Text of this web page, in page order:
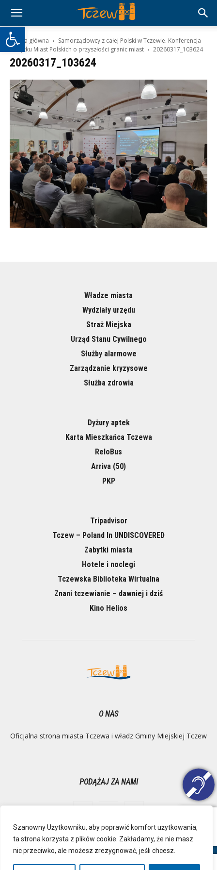
Otwórz pasek narzędzi
Szanowny Użytkowniku, aby poprawić komfort użytkowania,
ta strona korzysta z plików cookie. Zakładamy, że nie masz
nic przeciwko, ale możesz zrezygnować, jeśli chcesz.
Strona główna
Samorządowcy z całej Polski w Tczewie. Konferencja
Związku Miast Polskich o przyszłości granic miast
20260317_103624
20260317_103624
Władze miasta
Wydziały urzędu
Straż Miejska
Urząd Stanu Cywilnego
Służby alarmowe
Zarządzanie kryzysowe
Służba zdrowia
Dyżury aptek
Karta Mieszkańca Tczewa
ReloBus
Arriva (50)
PKP
Tripadvisor
Tczew – Poland In UNDISCOVERED
Zabytki miasta
Hotele i noclegi
Tczewska Biblioteka Wirtualna
Znani tczewianie – dawniej i dziś
Kino Helios
O NAS
Oficjalna strona miasta Tczewa i władz Gminy Miejskiej Tczew
PODĄŻAJ ZA NAMI
Ochrona danych osobowych
Inspektor Danych Osobowych
Polityka Prywatności
Deklaracja dostępności
RSS
Kontakt